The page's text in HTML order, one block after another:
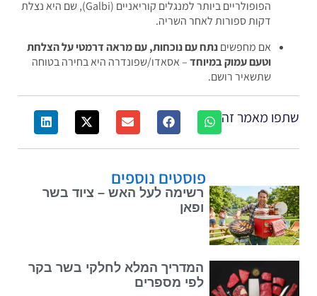
הפופולריים ביותר למנגלים קוריאניים (Galbi), שם היא נצלת
דקות ספורות לאחר השריה.
אם מחפשיםנתח עם נוכחות, עם מראה דרמטי על הצלחת
וטעם עמוק במיוחד– אסאדו/שפונדרה היא בחירה בטוחה
שתשאיר רושם.
מאמר זה
פוסטים נוספים
רשימה לעל האש – ציוד בשר
ופאן
המדריך המלא לחלקי בשר בקר
לפי מספרים